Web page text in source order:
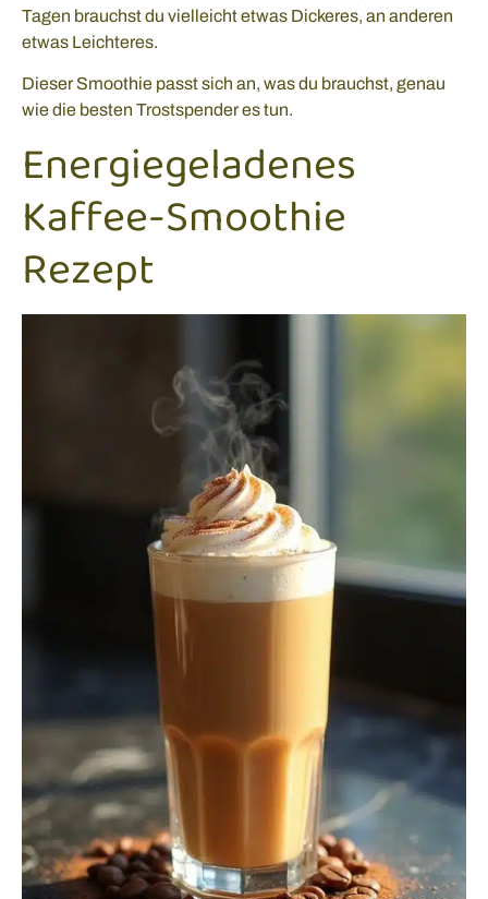
Tagen brauchst du vielleicht etwas Dickeres, an anderen
etwas Leichteres.
Dieser Smoothie passt sich an, was du brauchst, genau
wie die besten Trostspender es tun.
Energiegeladenes
Kaffee-Smoothie
Rezept